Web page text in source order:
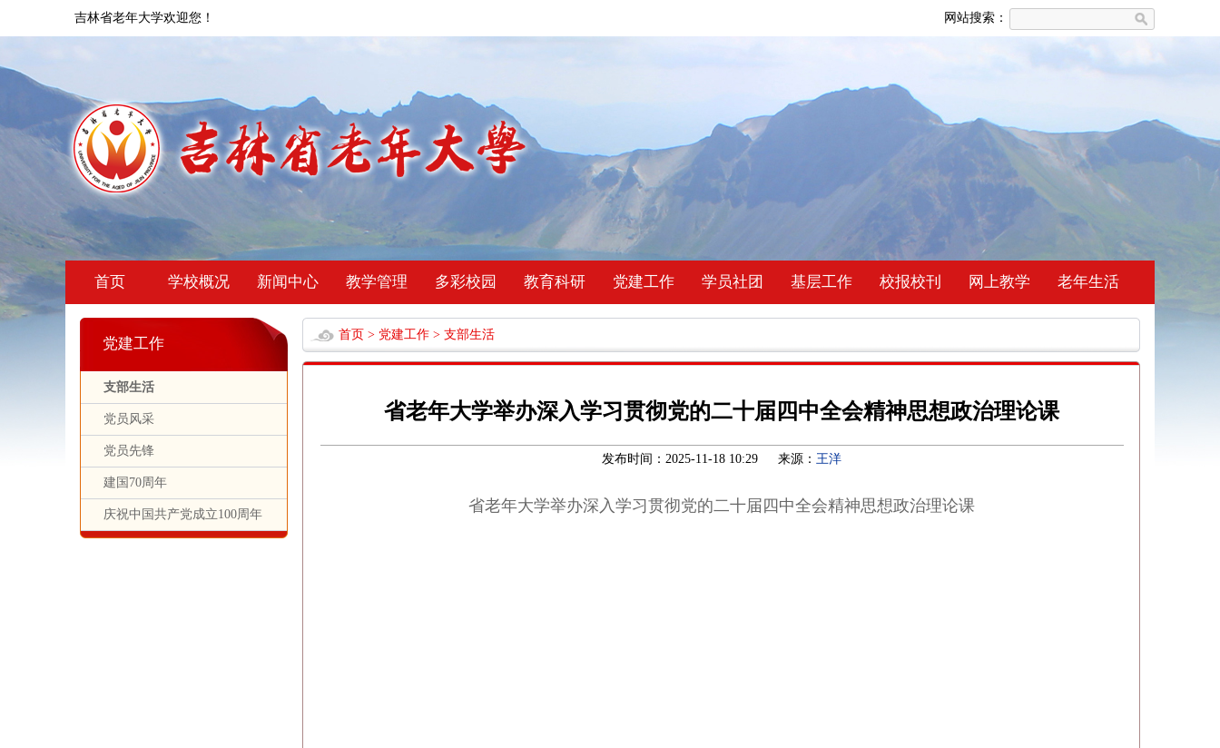
吉林省老年大学欢迎您！ 网站搜索：
首页 学校概况 新闻中心 教学管理 多彩校园 教育科研 党建工作 学员社团 基层工作 校报校刊 网上教学 老年生活
党建工作
支部生活
党员风采
党员先锋
建国70周年
庆祝中国共产党成立100周年
首页 > 党建工作 > 支部生活
省老年大学举办深入学习贯彻党的二十届四中全会精神思想政治理论课
发布时间：2025-11-18 10:29 来源： 王洋
省老年大学举办深入学习贯彻党的二十届四中全会精神思想政治理论课